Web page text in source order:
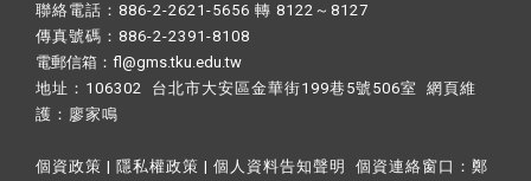
聯絡電話：886-2-2621-5656 轉 8122～8127
傳真號碼：886-2-2391-8108
電郵信箱：fl@gms.tku.edu.tw
地址：106302 台北市大安區金華街199巷5號506室 網頁維
護： 廖家鳴​
個資政策 | 隱私權政策 | 個人資料告知聲明 個資連絡窗口： 鄭